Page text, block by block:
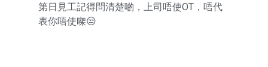
第日見工記得問清楚啲，上司唔使OT，唔代
表你唔使㗎😒